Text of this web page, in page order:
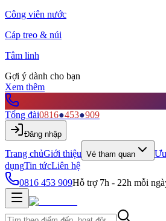
Công viên nước
Cáp treo & núi
Tâm linh
Gợi ý dành cho bạn
Xem thêm
Tổng đài0816●453●909
Đăng nhập
Trang chủGiới thiệu Vé tham quan
dụngTin tứcLiên hệ
0816 453 909Hỗ trợ 7h - 22h mỗi